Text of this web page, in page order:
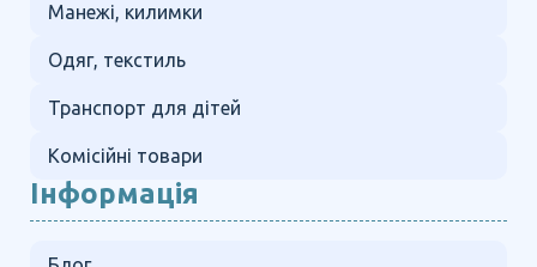
Манежі, килимки
Одяг, текстиль
Транспорт для дітей
Комісійні товари
Інформація